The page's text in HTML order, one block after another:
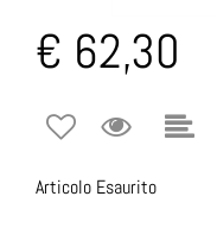
€ 62,30
Articolo Esaurito